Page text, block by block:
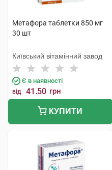
Метафора таблетки 850 мг
30 шт
Київський вітамінний завод
Є в наявності
від 41.50 грн
КУПИТИ